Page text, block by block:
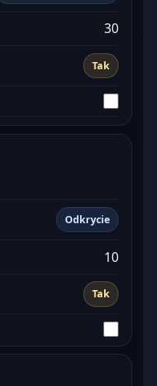
Tak
30
Odkrycie
Tak
10